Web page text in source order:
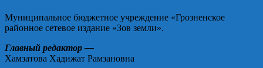
Муниципальное бюджетное учреждение «Грозненское
районное сетевое издание «Зов земли».
Главный редактор —
Хамзатова Хадижат Рамзановна